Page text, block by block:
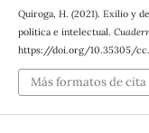
Quiroga, H. (2021). Exilio y
política e intelectual.
https://doi.org/10.35305/
Más formatos de cita